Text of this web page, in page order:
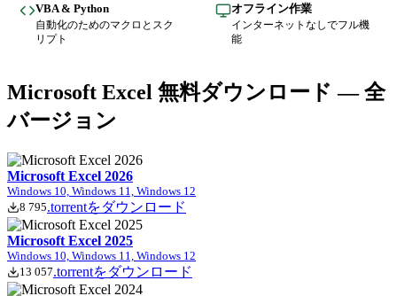
VBA & Python
自動化のためのマクロとスク
リプト
オフライン作業
インターネットなしでフル機
能
Microsoft Excel 無料ダウンロード — 全
バージョン
Microsoft Excel 2026
Windows 10, Windows 11, Windows 12
8 795.torrentをダウンロード
Microsoft Excel 2025
Windows 10, Windows 11, Windows 12
13 057.torrentをダウンロード